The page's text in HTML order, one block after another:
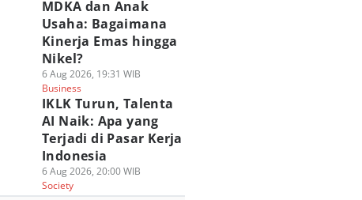
MDKA dan Anak
Usaha: Bagaimana
Kinerja Emas hingga
Nikel?
6 Aug 2026, 19:31 WIB
Business
IKLK Turun, Talenta
AI Naik: Apa yang
Terjadi di Pasar Kerja
Indonesia
6 Aug 2026, 20:00 WIB
Society